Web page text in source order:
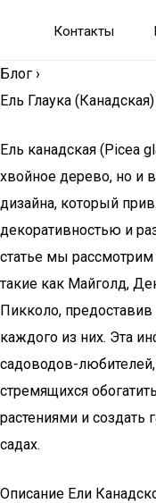
Контакты
Блог ›
Ель Глаука
Ель канадская (Picea
хвойное дерево, но и
дизайна, который
декоративностью и
статье мы
такие как Майголд,
Пикколо,
каждого из них. Эта
садоводов-
стремящихся
растениями и
садах.
Описание Ели